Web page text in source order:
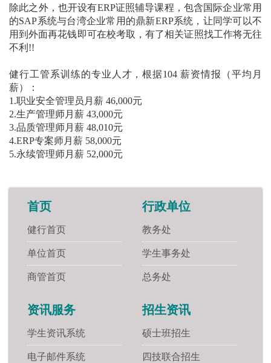
除此之外，也开设有ERP证照辅导课程，包含国际企业常用
的SAP系统与台湾企业常用的鼎新ERP系统，让同学可以不
用到外面再花钱即可在校考取，有了相关证照找工作将无往
不利!!
健行工管系训练的专业人才，根据104 薪资情报（平均月
薪）：
1.职业安全管理员月薪 46,000元
2.生产管理师月薪 43,000元
3.品质管理师月薪 48,010元
4.ERP专案师月薪 58,000元
5.永续管理师月薪 52,000元
首页
健行首页
单位首页
商管首页
行政单位
教务处
学生事务处
总务处
资讯服务
学生资讯系统
电子邮件系统
招生资讯
硕士班招生
四技联合招生